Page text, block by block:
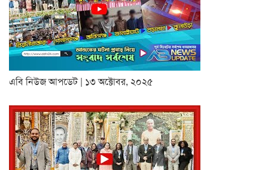
এবি নিউজ আপডেট | ১৩ অক্টোবর, ২০২৫